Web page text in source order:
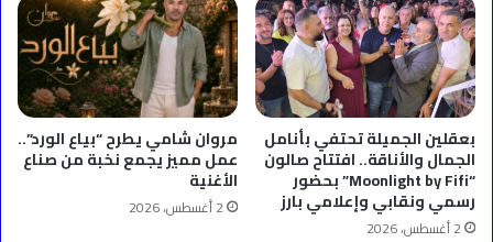
بعقلين الجميلة تحتفي بأنامل
الجمال والأناقة.. افتتاح صالون
“Moonlight by Fifi” بحضور
رسمي ونقابي وإعلامي بارز
2 أغسطس، 2026
مروان شامي يطرح “بياع الورد”..
عمل مميز يجمع نخبة من صناع
الأغنية
2 أغسطس، 2026